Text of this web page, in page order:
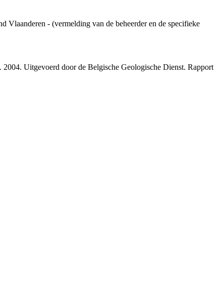
Vlaanderen - (vermelding van de beheerder en de specifieke
Uitgevoerd door de Belgische Geologische Dienst. Rapport